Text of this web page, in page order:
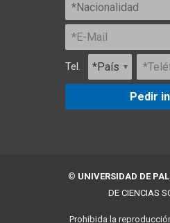
Tel.
Pedir
© UNIVERSIDAD DE
DE CIENCIAS
Prohibida la